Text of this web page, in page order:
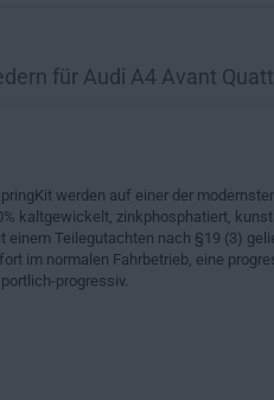
für Audi A4 Avant
werden auf einer der
kaltgewickelt, zinkphosphatiert,
einem Teilegutachten nach §19 (3)
im normalen Fahrbetrieb, eine
progressiv.